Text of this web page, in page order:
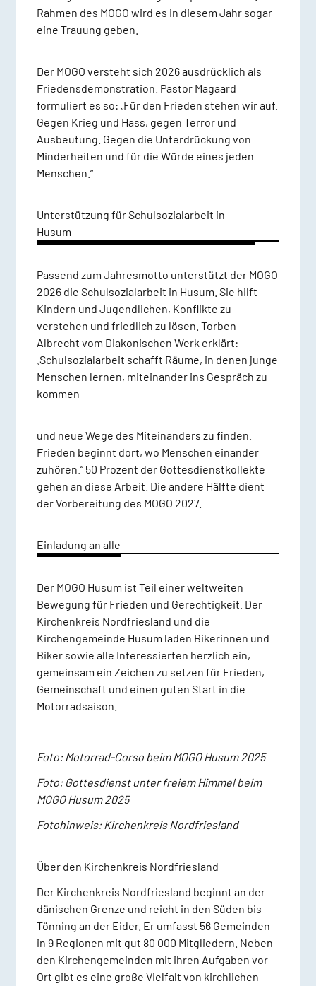
Rahmen des MOGO wird es in diesem Jahr sogar
eine Trauung geben.
Der MOGO versteht sich 2026 ausdrücklich als
Friedensdemonstration. Pastor Magaard
formuliert es so: „Für den Frieden stehen wir auf.
Gegen Krieg und Hass, gegen Terror und
Ausbeutung. Gegen die Unterdrückung von
Minderheiten und für die Würde eines jeden
Menschen.“
Unterstützung für Schulsozialarbeit in
Husum
Passend zum Jahresmotto unterstützt der MOGO
2026 die Schulsozialarbeit in Husum. Sie hilft
Kindern und Jugendlichen, Konflikte zu
verstehen und friedlich zu lösen. Torben
Albrecht vom Diakonischen Werk erklärt:
„Schulsozialarbeit schafft Räume, in denen junge
Menschen lernen, miteinander ins Gespräch zu
kommen
und neue Wege des Miteinanders zu finden.
Frieden beginnt dort, wo Menschen einander
zuhören.“ 50 Prozent der Gottesdienstkollekte
gehen an diese Arbeit. Die andere Hälfte dient
der Vorbereitung des MOGO 2027.
Einladung an alle
Der MOGO Husum ist Teil einer weltweiten
Bewegung für Frieden und Gerechtigkeit. Der
Kirchenkreis Nordfriesland und die
Kirchengemeinde Husum laden Bikerinnen und
Biker sowie alle Interessierten herzlich ein,
gemeinsam ein Zeichen zu setzen für Frieden,
Gemeinschaft und einen guten Start in die
Motorradsaison.
Foto: Motorrad-Corso beim MOGO Husum 2025
Foto: Gottesdienst unter freiem Himmel beim
MOGO Husum 2025
Fotohinweis: Kirchenkreis Nordfriesland
Über den Kirchenkreis Nordfriesland
Der Kirchenkreis Nordfriesland beginnt an der
dänischen Grenze und reicht in den Süden bis
Tönning an der Eider. Er umfasst 56 Gemeinden
in 9 Regionen mit gut 80 000 Mitgliedern. Neben
den Kirchengemeinden mit ihren Aufgaben vor
Ort gibt es eine große Vielfalt von kirchlichen